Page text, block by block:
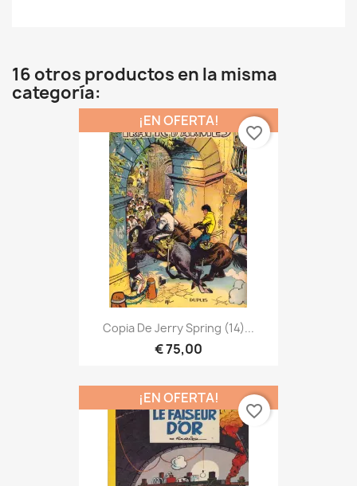
16 otros productos en la misma
categoría:
Copia De Jerry Spring (14)...
€ 75,00
¡EN OFERTA!
favorite_border
¡EN OFERTA!
favorite_border